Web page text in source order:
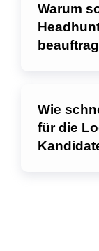
Warum
Wie
für die